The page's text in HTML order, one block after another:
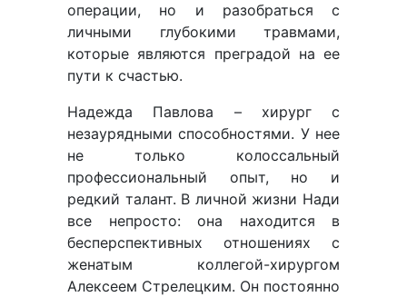
операции, но и разобраться с
личными глубокими травмами,
которые являются преградой на ее
пути к счастью.
Надежда Павлова – хирург с
незаурядными способностями. У нее
не только колоссальный
профессиональный опыт, но и
редкий талант. В личной жизни Нади
все непросто: она находится в
бесперспективных отношениях с
женатым коллегой-хирургом
Алексеем Стрелецким. Он постоянно